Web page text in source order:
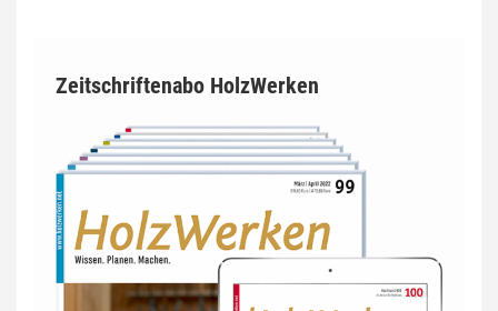
Zeitschriftenabo HolzWerken